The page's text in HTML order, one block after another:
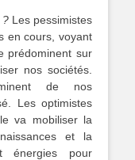
?Les pessimistes
en cours, voyant
prédominent sur
nos sociétés.
de nos
Les optimistes
va mobiliser la
et la
énergies pour